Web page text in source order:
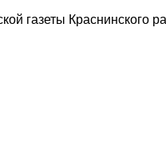
газеты Краснинского